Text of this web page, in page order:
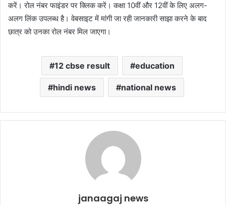
करें। रोल नंबर फाइंडर पर क्लिक करें। कक्षा 10वीं और 12वीं के लिए अलग-
अलग लिंक उपलब्ध है। वेबसाइट में मांगी जा रही जानकारी साझा करने के बाद
छात्र को उनका रोल नंबर मिल जाएगा।
12 cbse result education
hindi news national news
janaagaj news